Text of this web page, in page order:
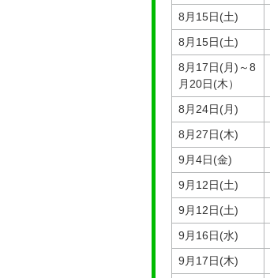
8月15日(土)
8月15日(土)
8月17日(月)～8
月20日(木）
8月24日(月)
8月27日(木)
9月4日(金)
9月12日(土)
9月12日(土)
9月16日(水)
9月17日(木)